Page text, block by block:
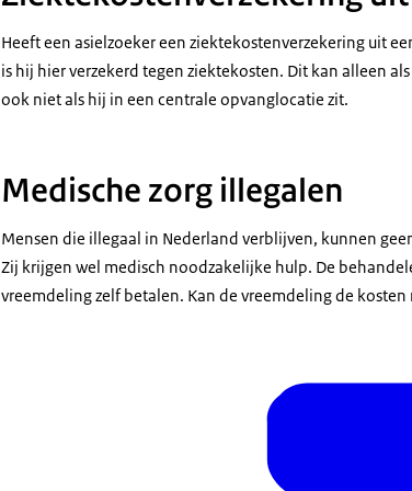
Heeft een asielzoeker een ziektekostenverzekering uit
is hij hier verzekerd tegen ziektekosten. Dit kan alleen
ook niet als hij in een centrale opvanglocatie zit.
Medische zorg illegalen
Mensen die illegaal in Nederland verblijven, kunnen
Zij krijgen wel medisch noodzakelijke hulp. De
vreemdeling zelf betalen. Kan de vreemdeling de